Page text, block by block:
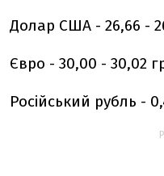
Долар США - 26,66 -
Євро - 30,00 - 30,02
Російський рубль -